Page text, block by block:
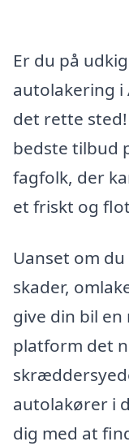
Er du på
autolakering i
det rette
bedste tilbud
fagfolk, der
et friskt og
Uanset om
skader,
give din bil
platform det
autolakører i
dig med at